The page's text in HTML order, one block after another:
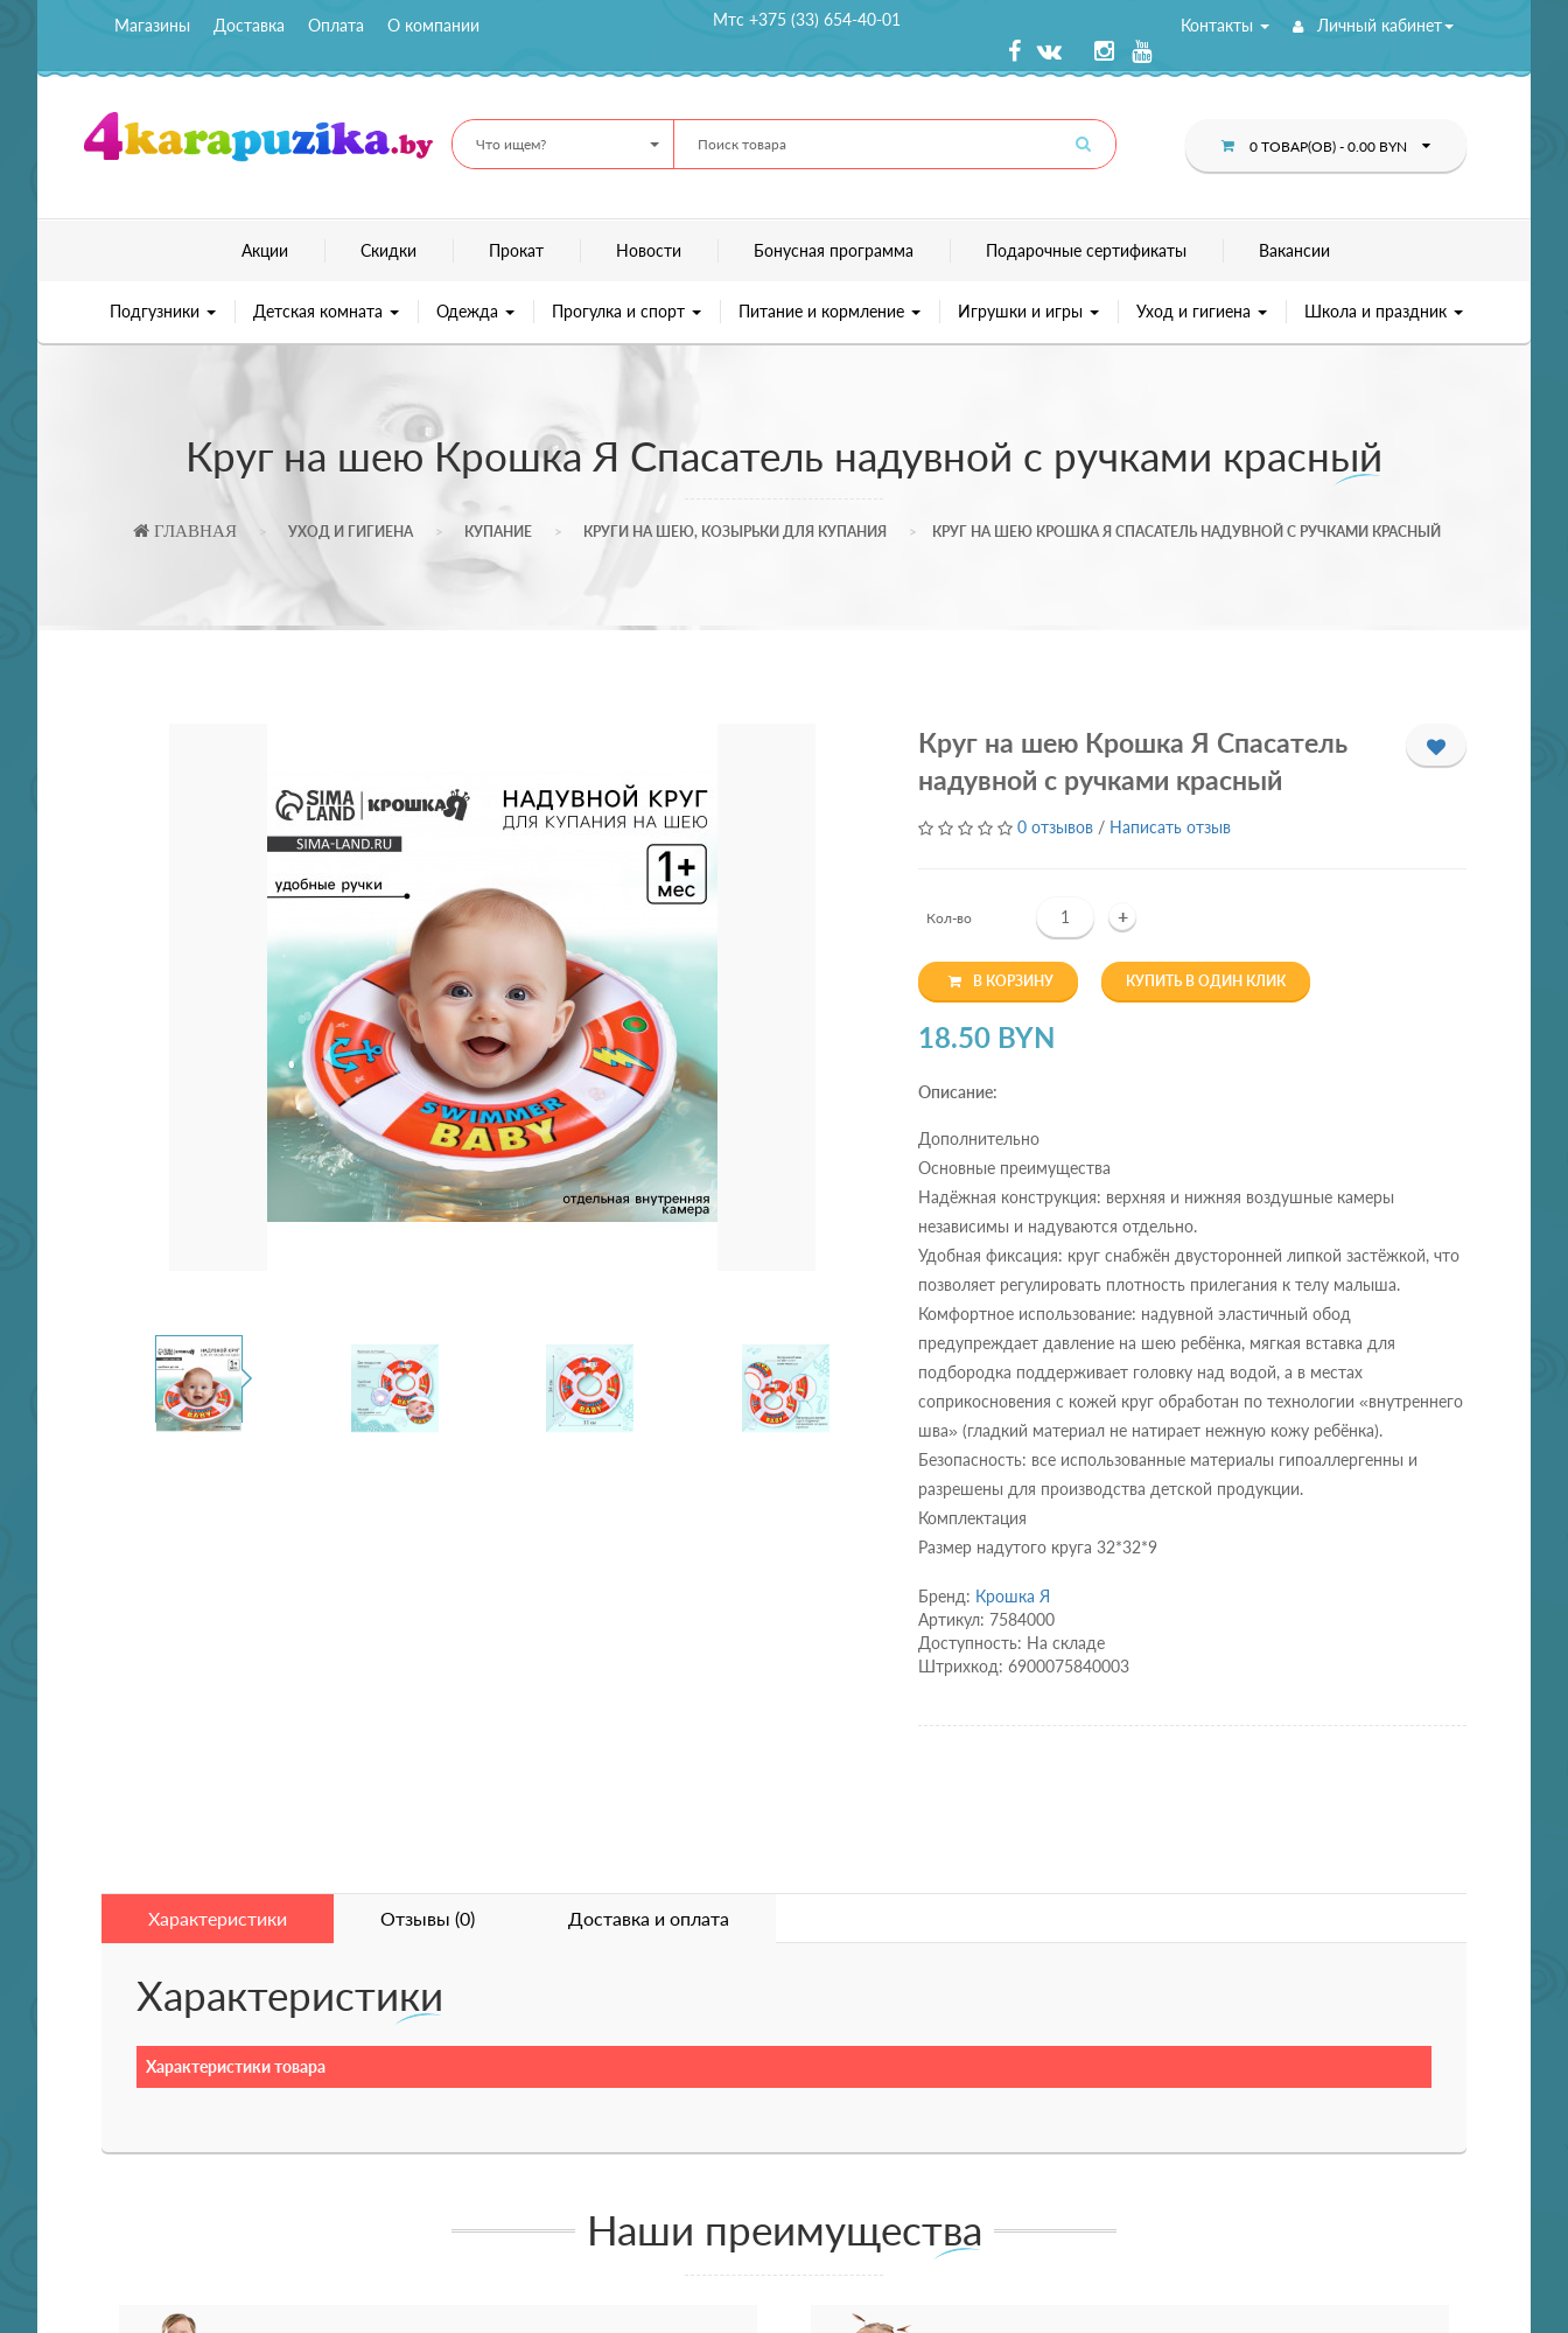
Магазины Доставка Оплата О компании Мтс +375 (33) 654-40-01 Контакты Личный кабинет
Что ищем? 0 ТОВАР(ОВ) - 0.00 BYN
Акции Скидки Прокат Новости Бонусная программа Подарочные сертификаты Вакансии
Подгузники Детская комната Одежда Прогулка и спорт Питание и кормление Игрушки и игры Уход и гигиена Школа и праздник
Круг на шею Крошка Я Спасатель надувной с ручками красный
ГЛАВНАЯ УХОД И ГИГИЕНА КУПАНИЕ КРУГИ НА ШЕЮ, КОЗЫРЬКИ ДЛЯ КУПАНИЯ КРУГ НА ШЕЮ КРОШКА Я СПАСАТЕЛЬ НАДУВНОЙ С РУЧКАМИ КРАСНЫЙ
Круг на шею Крошка Я Спасатель
надувной с ручками красный
0 отзывов / Написать отзыв
Кол-во +
В КОРЗИНУ КУПИТЬ В ОДИН КЛИК
18.50 BYN
Описание:
Дополнительно
Основные преимущества
Надёжная конструкция: верхняя и нижняя воздушные камеры
независимы и надуваются отдельно.
Удобная фиксация: круг снабжён двусторонней липкой застёжкой, что
позволяет регулировать плотность прилегания к телу малыша.
Комфортное использование: надувной эластичный обод
предупреждает давление на шею ребёнка, мягкая вставка для
подбородка поддерживает головку над водой, а в местах
соприкосновения с кожей круг обработан по технологии «внутреннего
шва» (гладкий материал не натирает нежную кожу ребёнка).
Безопасность: все использованные материалы гипоаллергенны и
разрешены для производства детской продукции.
Комплектация
Размер надутого круга 32*32*9
Бренд: Крошка Я
Артикул: 7584000
Доступность: На складе
Штрихкод: 6900075840003
Характеристики Отзывы (0) Доставка и оплата
Характеристики
Характеристики товара
Наши преимущества